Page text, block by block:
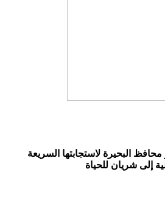
البحيرة لاستجابتها السريعة
إلى شريان للحياة